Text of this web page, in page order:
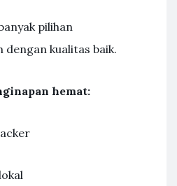
pilihan
dengan kualitas baik.
hemat: